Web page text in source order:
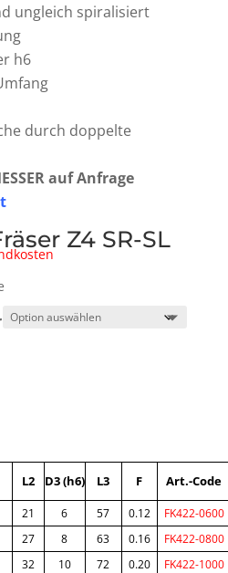
ungleich spiralisiert
h6
durch doppelte
auf Anfrage
Z4 SR-SL
L2 D3 (h6) L3 F Art.-Code
21 6 57 0.12
FK422-0600
27 8 63 0.16
FK422-0800
32 10 72 0.20
FK422-1000